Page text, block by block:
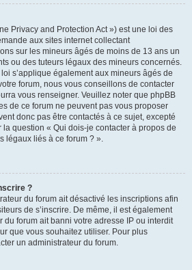
Privacy and Protection Act ») est une loi des
aux sites internet collectant
sur les mineurs âgés de moins de 13 ans un
ou des tuteurs légaux des mineurs concernés.
s’applique également aux mineurs âgés de
forum, nous vous conseillons de contacter
vous renseigner. Veuillez noter que phpBB
de ce forum ne peuvent pas vous proposer
donc pas être contactés à ce sujet, excepté
la question « Qui dois-je contacter à propos de
légaux liés à ce forum ? ».
?
du forum ait désactivé les inscriptions afin
de s’inscrire. De même, il est également
du forum ait banni votre adresse IP ou interdit
que vous souhaitez utiliser. Pour plus
un administrateur du forum.